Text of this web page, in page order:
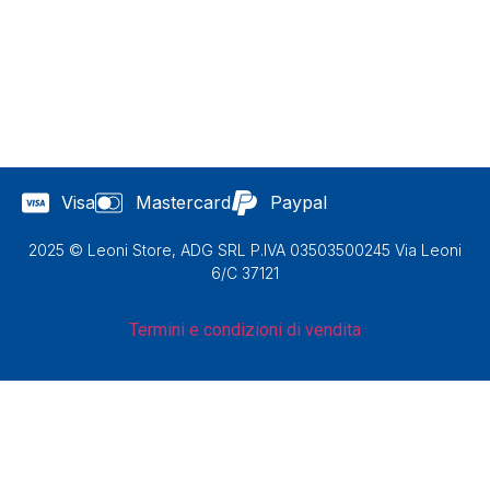
Visa Mastercard Paypal
2025 © Leoni Store, ADG SRL P.IVA 03503500245 Via Leoni
6/C 37121
Termini e condizioni di vendita